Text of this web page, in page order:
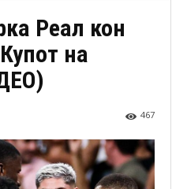
Реал кон
на
467